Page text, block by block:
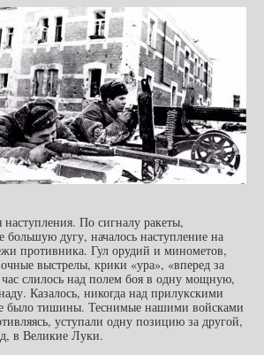
По сигналу ракеты,
большую дугу, началось наступление на
противника. Гул орудий и минометов,
выстрелы, крики «ура», «вперед за
слилось над полем боя в одну мощную,
Казалось, никогда над прилукскими
было тишины. Теснимые нашими войсками
уступали одну позицию за другой,
в Великие Луки.